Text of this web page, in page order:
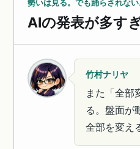
勢いは見る。でも踊らされない
AIの発表が多す
竹村ナリヤ
また「全部
る。盤面が
全部を変え